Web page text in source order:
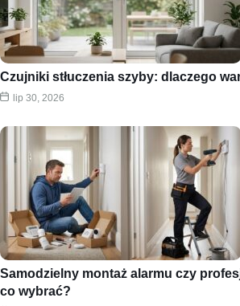
Czujniki stłuczenia szyby: dlaczego
lip 30, 2026
Samodzielny montaż alarmu czy
co wybrać?